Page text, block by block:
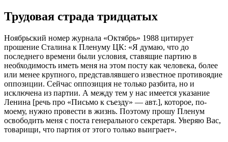
Трудовая страда тридцатых
Ноябрьский номер журнала «Октябрь» 1988 цитирует
прошение Сталина к Пленуму ЦК: «Я думаю, что до
последнего времени были условия, ставящие партию в
необходимость иметь меня на этом посту как человека, более
или менее крупного, представлявшего известное противоядие
оппозиции. Сейчас оппозиция не только разбита, но и
исключена из партии. А между тем у нас имеется указание
Ленина [речь про «Письмо к съезду» — авт.], которое, по-
моему, нужно провести в жизнь. Поэтому прошу Пленум
освободить меня с поста генерального секретаря. Уверяю Вас,
товарищи, что партия от этого только выиграет».